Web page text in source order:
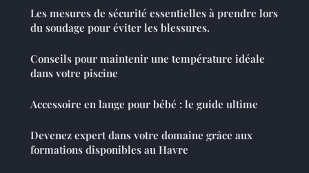
Les mesures de sécurité essentielles à prendre lors
du soudage pour éviter les blessures.
Conseils pour maintenir une température idéale
dans votre piscine
Accessoire en lange pour bébé : le guide ultime
Devenez expert dans votre domaine grâce aux
formations disponibles au Havre